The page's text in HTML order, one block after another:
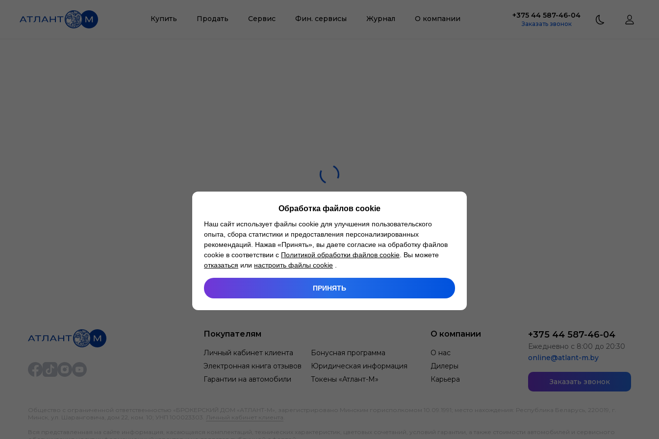
Купить Продать Сервис Фин. сервисы Журнал О компании +375 44 587-46-04
Заказать звонок
Покупателям
Личный кабинет клиента
Бонусная программа
Электронная книга отзывов
Юридическая информация
Гарантии на автомобили
Токены «Атлант-М»
О компании
О нас
Дилеры
Карьера
+375 44 587-46-04
Ежедневно с 8:00 до 20:30
online@atlant-m.by
Заказать звонок
Общество с ограниченной ответственностью «БРОКЕРСКИЙ ДОМ «АТЛАНТ-М», зарегистрировано Минским горисполкомом 10.09.1991; место нахождения: Республика Беларусь, 220019, г.
Минск, ул. Шаранговича, дом 22, ком. 10; УНП 100023303.
Личный кабинет клиента
Вся представленная на сайте информация, касающаяся комплектаций, технических характеристик, цветовых сочетаний, условий гарантии, а также стоимости автомобилей и сервисного
Обработка файлов cookie
Наш сайт использует файлы cookie для улучшения пользовательского
опыта, сбора статистики и предоставления персонализированных
рекомендаций. Нажав «Принять», вы даете согласие на обработку файлов
cookie в соответствии с Политикой обработки файлов cookie . Вы можете
отказаться или настроить файлы cookie
ПРИНЯТЬ